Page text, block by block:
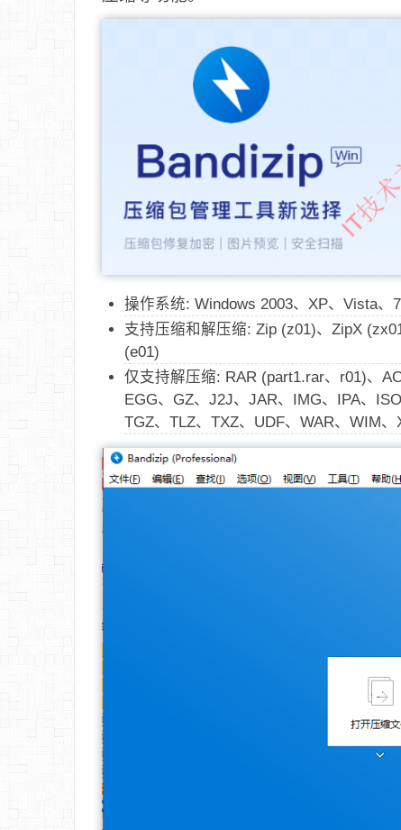
操作系统: Windows 2003、XP、Vista、
支持压缩和解压缩: Zip (z01)、ZipX
(e01)
仅支持解压缩: RAR (part1.rar、r01)、
EGG、GZ、J2J、JAR、IMG、IPA、
TGZ、TLZ、TXZ、UDF、WAR、WIM、